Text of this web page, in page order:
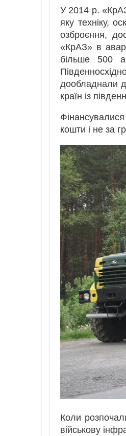
У 2014 р.
яку техніку,
озброєння,
«КрАЗ» в
більше 500
дообладнали
країн із
кошти і не за
Коли
військову